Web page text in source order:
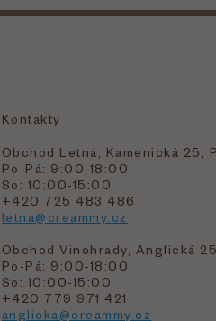
Kontakty
Obchod Letná, Kamenická 25,
Po-Pá: 9:00-18:00
So: 10:00-15:00
+420 725 483 486
letna@creammy.cz
Obchod Vinohrady, Anglická
Po-Pá: 9:00-18:00
So: 10:00-15:00
+420 779 971 421
anglicka@creammy.cz